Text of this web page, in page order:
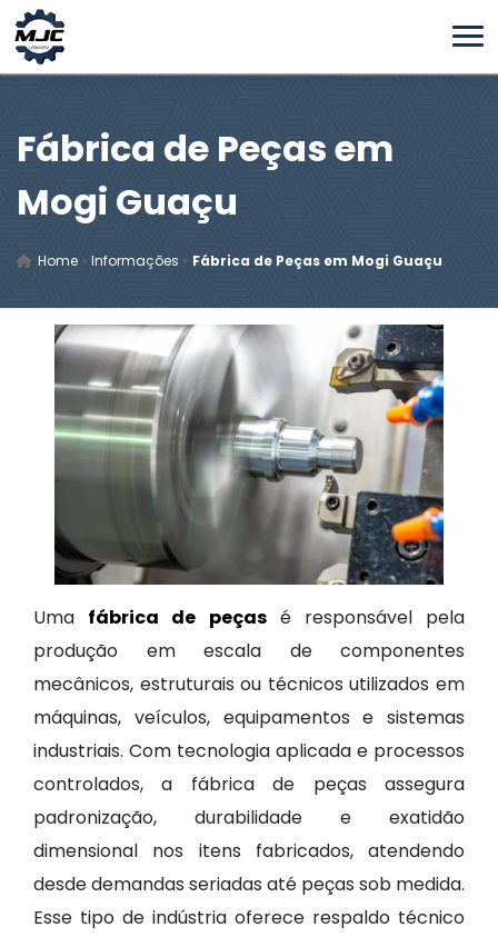
Fábrica de Peças em
Mogi Guaçu
Home » Informações » Fábrica de Peças em Mogi Guaçu
Uma fábrica de peçasé responsável pela
produção em escala de componentes
mecânicos, estruturais ou técnicos utilizados em
máquinas, veículos, equipamentos e sistemas
industriais. Com tecnologia aplicada e processos
controlados, a fábrica de peças assegura
padronização, durabilidade e exatidão
dimensional nos itens fabricados, atendendo
desde demandas seriadas até peças sob medida.
Esse tipo de indústria oferece respaldo técnico